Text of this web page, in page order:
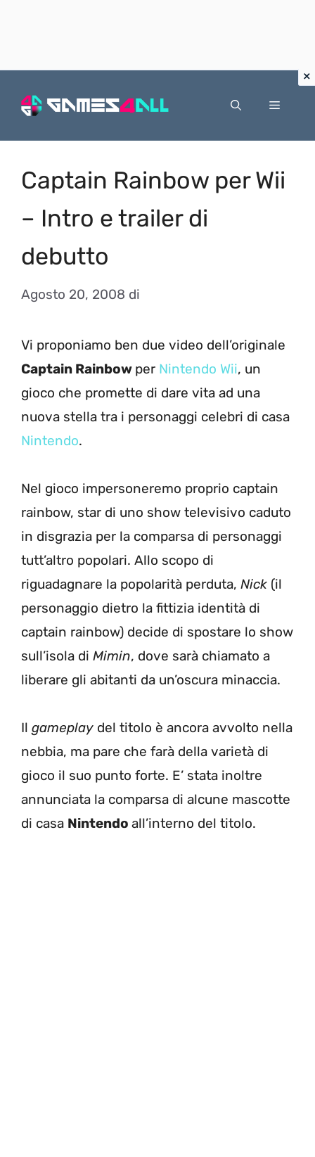
Menu
Captain Rainbow per Wii
– Intro e trailer di
debutto
Agosto 20, 2008 di
Vi proponiamo ben due video dell’originale
Captain Rainbow per Nintendo Wii, un
gioco che promette di dare vita ad una
nuova stella tra i personaggi celebri di casa
Nintendo.
Nel gioco impersoneremo proprio captain
rainbow, star di uno show televisivo caduto
in disgrazia per la comparsa di personaggi
tutt’altro popolari. Allo scopo di
riguadagnare la popolarità perduta, Nick (il
personaggio dietro la fittizia identità di
captain rainbow) decide di spostare lo show
sull’isola di Mimin, dove sarà chiamato a
liberare gli abitanti da un’oscura minaccia.
Il gameplay del titolo è ancora avvolto nella
nebbia, ma pare che farà della varietà di
gioco il suo punto forte. E’ stata inoltre
annunciata la comparsa di alcune mascotte
di casa Nintendo all’interno del titolo.